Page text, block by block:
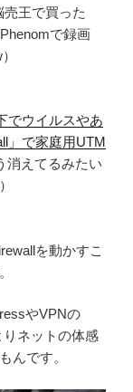
王で買った
で録画
でウイルスやあ
」で家庭用UTM
消えてるみたい
を動かすこ
やVPNの
ネットの体感
んです。